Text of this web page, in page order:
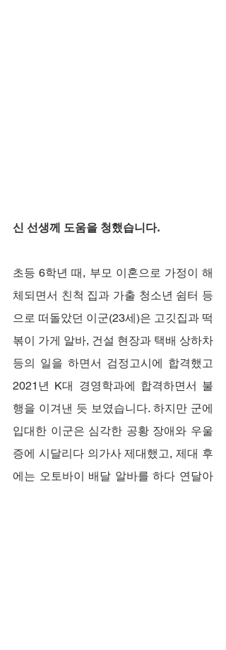
신 선생께 도움을 청했습니다.
초등 6학년 때, 부모 이혼으로 가정이 해
체되면서 친척 집과 가출 청소년 쉼터 등
으로 떠돌았던 이군(23세)은 고깃집과 떡
볶이 가게 알바, 건설 현장과 택배 상하차
등의 일을 하면서 검정고시에 합격했고
2021년 K대 경영학과에 합격하면서 불
행을 이겨낸 듯 보였습니다. 하지만 군에
입대한 이군은 심각한 공황 장애와 우울
증에 시달리다 의가사 제대했고, 제대 후
에는 오토바이 배달 알바를 하다 연달아